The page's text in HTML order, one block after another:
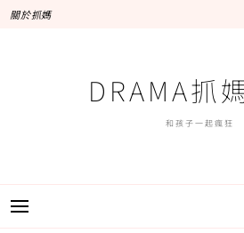
關於抓媽
DRAMA抓
和孩子一起瘋狂